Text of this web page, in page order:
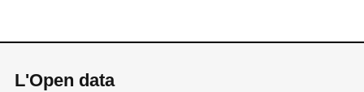
L'Open data